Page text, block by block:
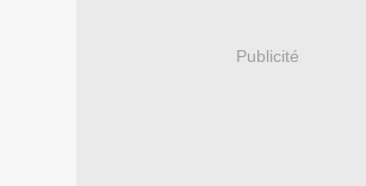
Publicité